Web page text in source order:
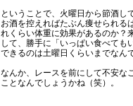
ということで、火曜日から節酒し
お酒を控えればたぶん痩せられる
れくらい体重に効果があるのか？
して、勝手に「いっぱい食べても
できるのは土曜日くらいまでなん
なんか、レースを前にして不安な
ことなんでしょうかね（笑）。